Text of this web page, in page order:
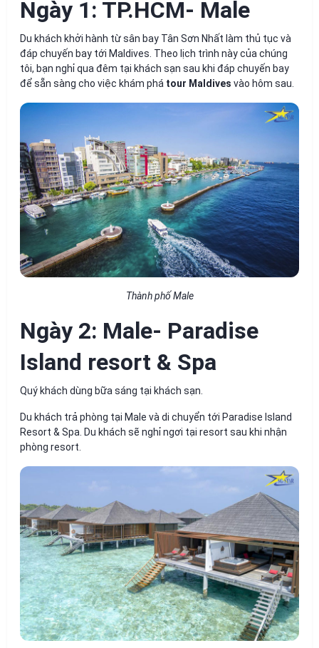
Ngày 1: TP.HCM- Male
Du khách khởi hành từ sân bay Tân Sơn Nhất làm thủ tục và
đáp chuyến bay tới Maldives. Theo lịch trình này của chúng
tôi, bạn nghỉ qua đêm tại khách sạn sau khi đáp chuyến bay
để sẵn sàng cho việc khám phá tour Maldives vào hôm sau.
Thành phố Male
Ngày 2: Male- Paradise
Island resort & Spa
Quý khách dùng bữa sáng tại khách sạn.
Du khách trả phòng tại Male và di chuyển tới Paradise Island
Resort & Spa. Du khách sẽ nghỉ ngơi tại resort sau khi nhận
phòng resort.